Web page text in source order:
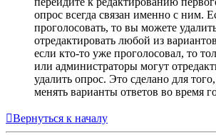
опрос всегда связан именно с ним.
проголосовать, то вы можете
отредактировать любой из
если кто-то уже проголосовал, то
или администраторы могут
удалить опрос. Это сделано для
менять варианты ответов во время
Вернуться к началу